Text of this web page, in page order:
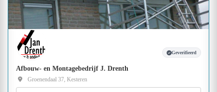
Geverifieerd
Afbouw- en Montagebedrijf J. Drenth
Groenendaal 37, Kesteren